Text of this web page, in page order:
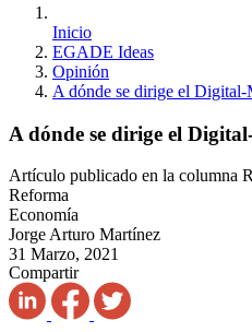
Inicio
EGADE Ideas
Opinión
A dónde se dirige el Digital-
A dónde se dirige el
Artículo publicado en la columna
Reforma
Economía
Jorge Arturo Martínez
31 Marzo, 2021
Compartir